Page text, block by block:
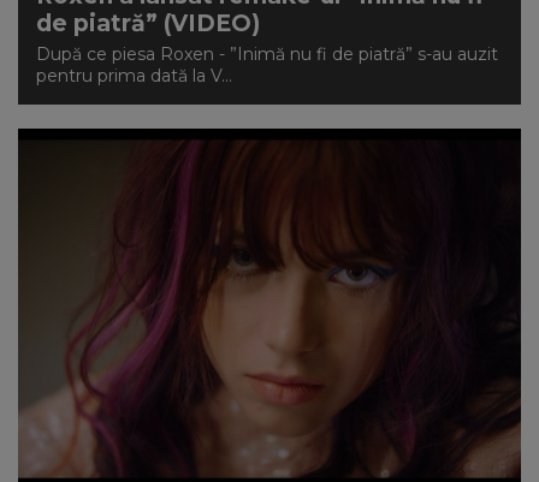
de piatră” (VIDEO)
După ce piesa Roxen - ”Inimă nu fi de piatră” s-au auzit
pentru prima dată la V...